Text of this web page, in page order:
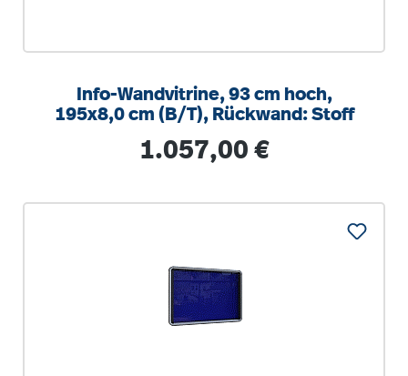
Info-Wandvitrine, 93 cm hoch,
195x8,0 cm (B/T), Rückwand: Stoff
Regulärer Preis:
1.057,00 €